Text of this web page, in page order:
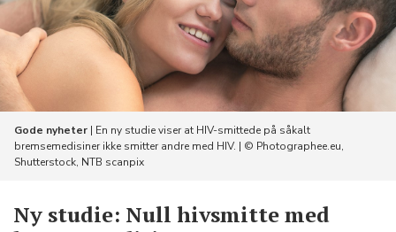
Password
Keep me signed in
Forgot password? Create account
Gode nyheter | En ny studie viser at HIV-smittede på såkalt
bremsemedisiner ikke smitter andre med HIV. | © Photographee.eu,
Shutterstock, NTB scanpix
​Ny studie: Null hivsmitte med